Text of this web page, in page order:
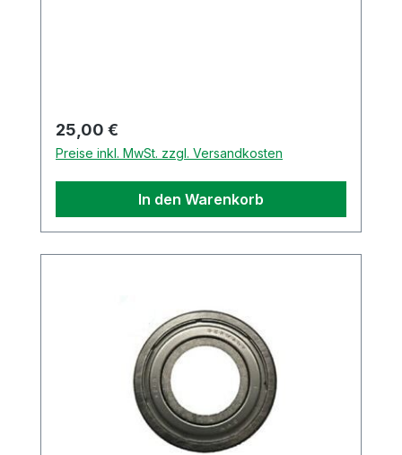
Regulärer Preis:
25,00 €
Preise inkl. MwSt. zzgl. Versandkosten
In den Warenkorb